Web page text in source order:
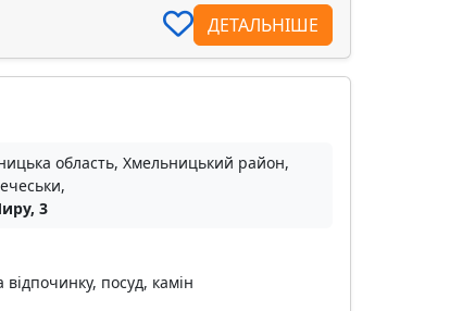
ДЕТАЛЬНІШЕ
область, Хмельницький район,
3
відпочинку, посуд, камін